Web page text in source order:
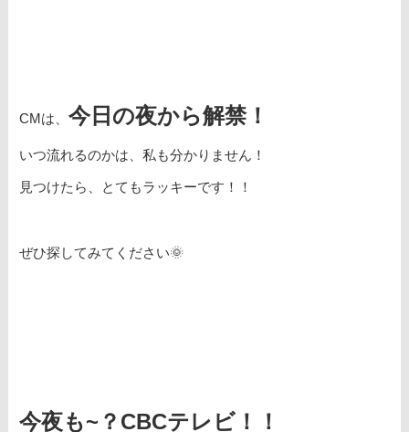
CMは、 今日の夜から解禁！
いつ流れるのかは、私も分かりません！
見つけたら、とてもラッキーです！！
ぜひ探してみてください🌞
今夜も~？CBCテレビ！！